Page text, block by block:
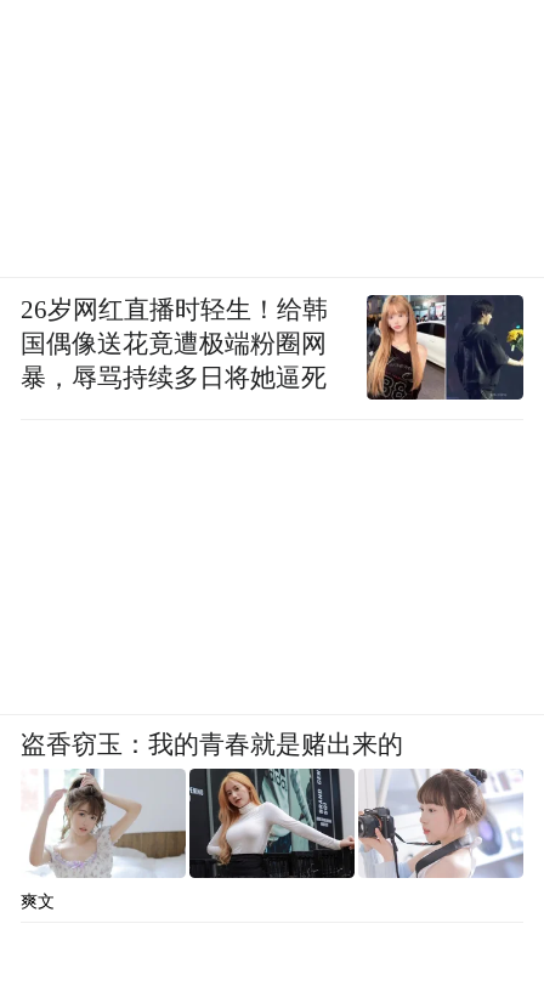
26岁网红直播时轻生！给韩
国偶像送花竟遭极端粉圈网
暴，辱骂持续多日将她逼死
盗香窃玉：我的青春就是赌出来的
爽文